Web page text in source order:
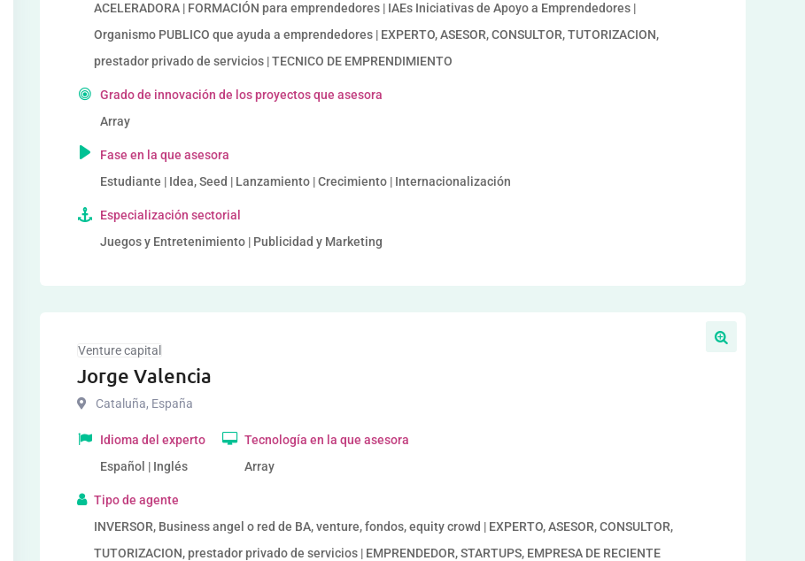
ACELERADORA | FORMACIÓN para emprendedores | IAEs Iniciativas de Apoyo a Emprendedores |
Organismo PUBLICO que ayuda a emprendedores | EXPERTO, ASESOR, CONSULTOR, TUTORIZACION,
prestador privado de servicios | TECNICO DE EMPRENDIMIENTO
Grado de innovación de los proyectos que asesora
Array
Fase en la que asesora
Estudiante | Idea, Seed | Lanzamiento | Crecimiento | Internacionalización
Especialización sectorial
Juegos y Entretenimiento | Publicidad y Marketing
Venture capital
Jorge Valencia
Cataluña, España
Idioma del experto
Español | Inglés
Tecnología en la que asesora
Array
Tipo de agente
INVERSOR, Business angel o red de BA, venture, fondos, equity crowd | EXPERTO, ASESOR, CONSULTOR,
TUTORIZACION, prestador privado de servicios | EMPRENDEDOR, STARTUPS, EMPRESA DE RECIENTE